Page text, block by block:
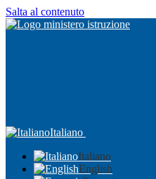
Salta al contenuto
Italiano
Italiano
English